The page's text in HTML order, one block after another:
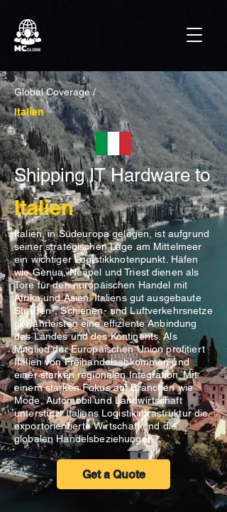
Global Coverage /
Italien
Shipping IT Hardware to
Italien
Italien, in Südeuropa gelegen, ist aufgrund
seiner strategischen Lage am Mittelmeer
ein wichtiger Logistikknotenpunkt. Häfen
wie Genua, Neapel und Triest dienen als
Tore für den europäischen Handel mit
Afrika und Asien. Italiens gut ausgebaute
Straßen-, Schienen- und Luftverkehrsnetze
gewährleisten eine effiziente Anbindung
des Landes und des Kontinents. Als
Mitglied der Europäischen Union profitiert
Italien von Freihandelsabkommen und
einer starken regionalen Integration. Mit
einem starken Fokus auf Branchen wie
Mode, Automobil und Landwirtschaft
unterstützt Italiens Logistikinfrastruktur die
exportorientierte Wirtschaft und die
globalen Handelsbeziehungen.
Get a Quote